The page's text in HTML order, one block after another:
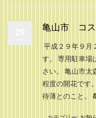
亀山市 コス
平成２９年９月
す。 専用駐車場
さい。 亀山
程度の開花です
待薄とのこと。